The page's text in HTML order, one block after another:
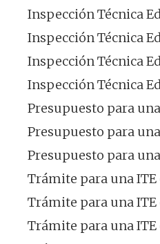
Inspección Técnica
Inspección Técnica
Inspección Técnica
Inspección Técnica
Presupuesto para
Presupuesto para
Presupuesto para
Trámite para una
Trámite para una ITE
Trámite para una ITE